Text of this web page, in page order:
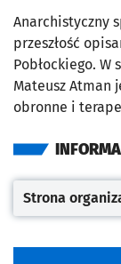
Anarchistyczny
przeszłość
Pobłockiego.
Mateusz Atman
obronne i
Strona